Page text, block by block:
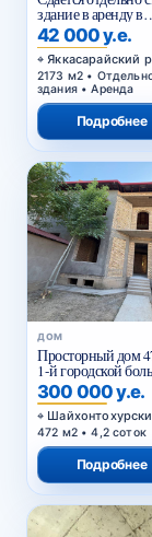
здание в аренду в
Яккасарайском
42 000 у.е.
Яккасарайский
2173 м2 •
здания • Аренда
Подробнее
ДОМ
Просторный дом
1-й городской
300 000 у.е.
472 м2 • 4,2 соток
Подробнее